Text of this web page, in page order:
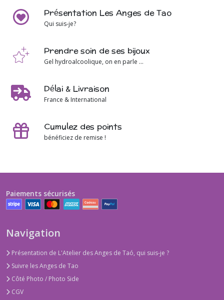
Présentation Les Anges de Tao
Qui suis-je?
Prendre soin de ses bijoux
Gel hydroalcoolique, on en parle ...
Délai & Livraison
France & International
Cumulez des points
bénéficiez de remise !
Paiements sécurisés
Navigation
Présentation de L'Atelier des Anges de Taó, qui suis-je ?
Suivre les Anges de Tao
Côté Photo / Photo Side
CGV